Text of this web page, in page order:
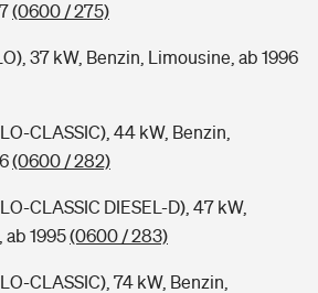
(0600 / 275)
37 kW, Benzin, Limousine, ab 1996
CLASSIC), 44 kW, Benzin,
(0600 / 282)
CLASSIC DIESEL-D), 47 kW,
1995(0600 / 283)
CLASSIC), 74 kW, Benzin,